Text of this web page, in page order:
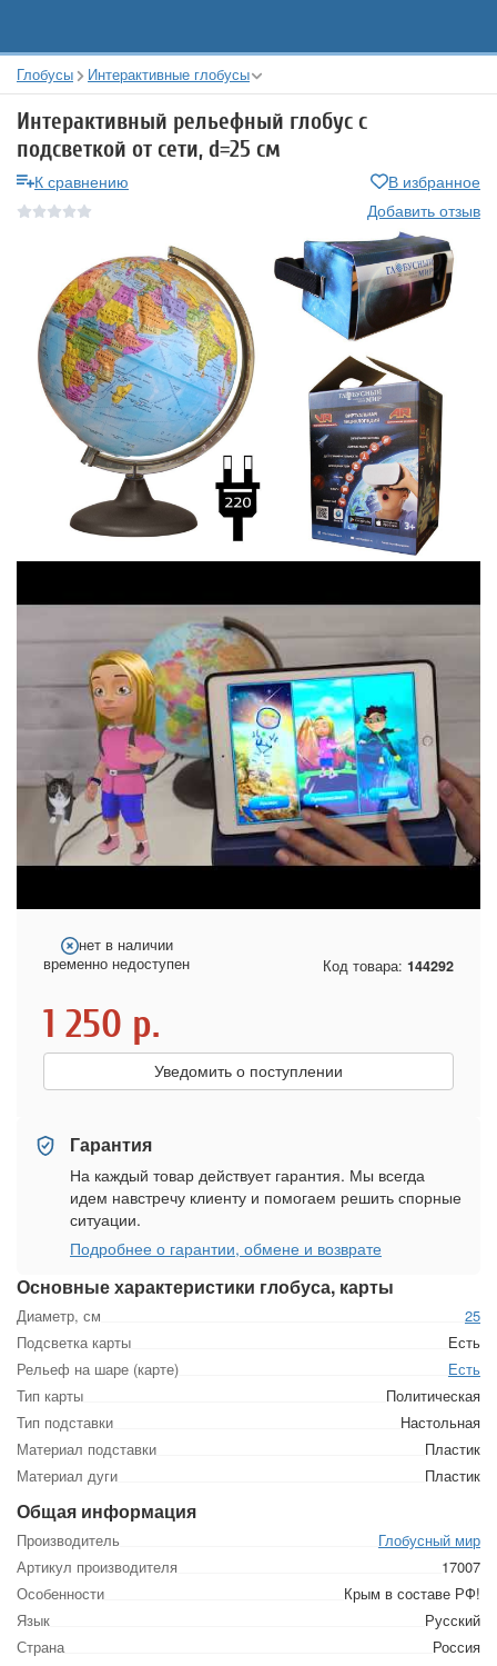
Глобусы Интерактивные глобусы
Интерактивный рельефный глобус с
подсветкой от сети, d=25 см
К сравнению
В избранное
Добавить отзыв
Основные характеристики глобуса, карты
Диаметр, см
25
Подсветка карты
Есть
Рельеф на шаре (карте)
Есть
Тип карты
Политическая
Тип подставки
Настольная
Материал подставки
Пластик
Материал дуги
Пластик
Общая информация
Производитель
Глобусный мир
Артикул производителя
17007
Особенности
Крым в составе РФ!
Язык
Русский
Страна
Россия
нет в наличии
временно недоступен
Код товара: 144292
1 250 р.
Уведомить о поступлении
Гарантия
На каждый товар действует гарантия. Мы всегда
идем навстречу клиенту и помогаем решить спорные
ситуации.
Подробнее о гарантии, обмене и возврате